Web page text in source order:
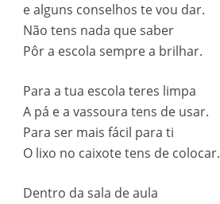
e alguns conselhos te vou dar.
Não tens nada que saber
Pôr a escola sempre a brilhar.
Para a tua escola teres limpa
A pá e a vassoura tens de usar.
Para ser mais fácil para ti
O lixo no caixote tens de colocar.
Dentro da sala de aula